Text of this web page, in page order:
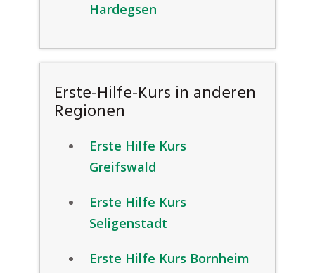
Hardegsen
Erste-Hilfe-Kurs in anderen
Regionen
Erste Hilfe Kurs
Greifswald
Erste Hilfe Kurs
Seligenstadt
Erste Hilfe Kurs Bornheim